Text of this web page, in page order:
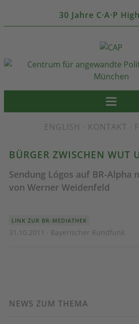
30 Jahre C·A·P
ENGLISH · KONTAKT ·
BÜRGER ZWISCHEN WUT
Sendung Lógos auf BR-Alpha
von Werner Weidenfeld
LINK ZUR BR-MEDIATHEK
31.10.2011 · Bayerischer Rundfunk
NEWS ZUM THEMA